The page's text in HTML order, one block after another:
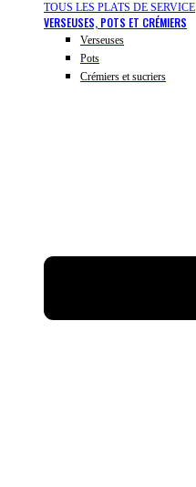
TOUS LES PLATS DE SERVICE
VERSEUSES, POTS ET CRÉMIERS
Verseuses
Pots
Crémiers et sucriers